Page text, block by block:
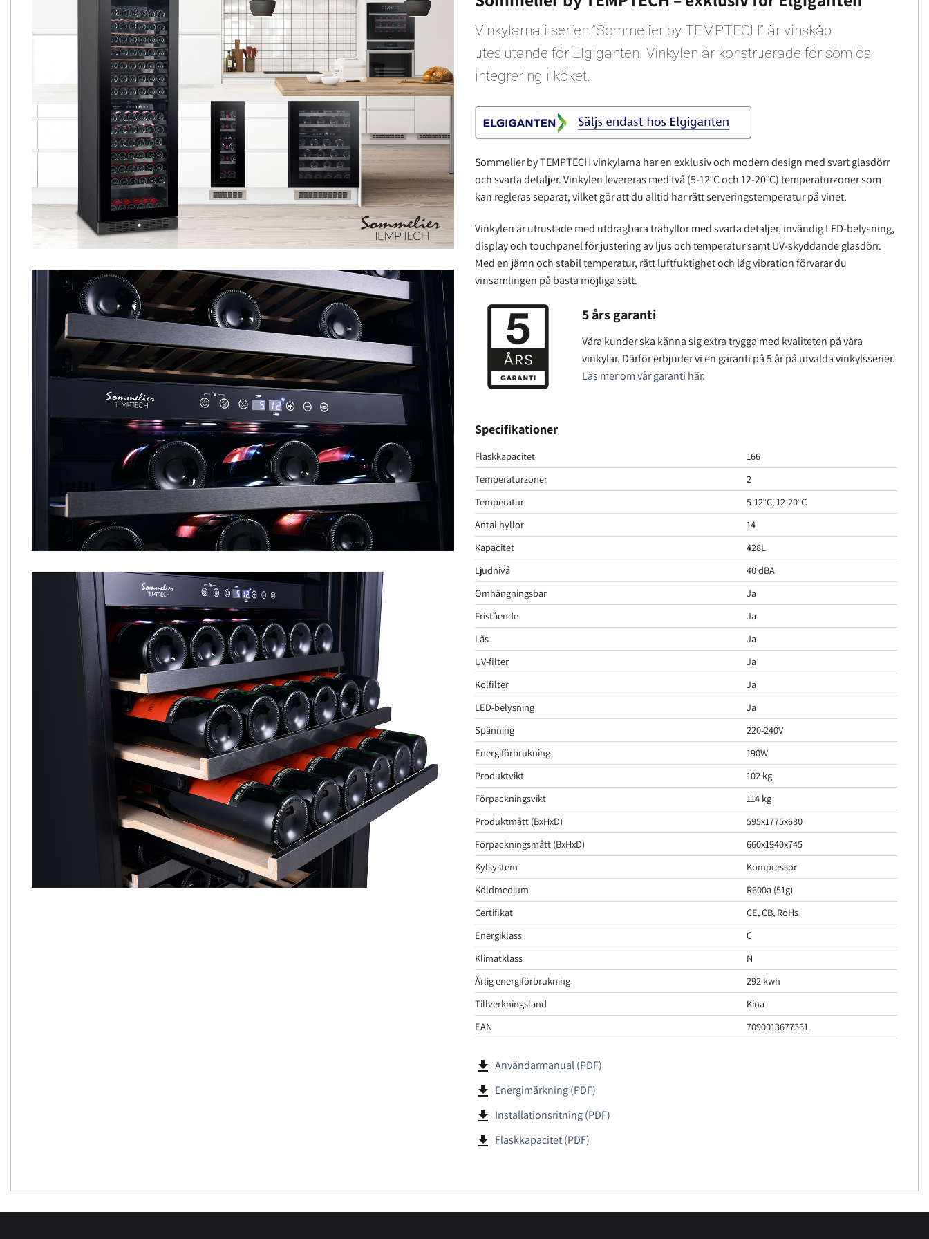
Vinkylarna i serien ”Sommelier by TEMPTECH” är vinskåp
uteslutande för Elgiganten. Vinkylen är konstruerade för sömlös
integrering i köket.
Sommelier by TEMPTECH vinkylarna har en exklusiv och modern design med svart glasdörr
och svarta detaljer. Vinkylen levereras med två (5-12°C och 12-20°C) temperaturzoner som
kan regleras separat, vilket gör att du alltid har rätt serveringstemperatur på vinet.
Vinkylen är utrustade med utdragbara trähyllor med svarta detaljer, invändig LED-belysning,
display och touchpanel för justering av ljus och temperatur samt UV-skyddande glasdörr.
Med en jämn och stabil temperatur, rätt luftfuktighet och låg vibration förvarar du
vinsamlingen på bästa möjliga sätt.
5 års garanti
Våra kunder ska känna sig extra trygga med kvaliteten på våra
vinkylar. Därför erbjuder vi en garanti på 5 år på utvalda vinkylsserier.
Läs mer om vår garanti här.
Specifikationer
Flaskkapacitet
166
Temperaturzoner
2
Temperatur
5-12°C, 12-20°C
Antal hyllor
14
Kapacitet
428L
Ljudnivå
40 dBA
Omhängningsbar
Ja
Fristående
Ja
Lås
Ja
UV-filter
Ja
Kolfilter
Ja
LED-belysning
Ja
Spänning
220-240V
Energiförbrukning
190W
Produktvikt
102 kg
Förpackningsvikt
114 kg
Produktmått (BxHxD)
595x1775x680
Förpackningsmått (BxHxD)
660x1940x745
Kylsystem
Kompressor
Köldmedium
R600a (51g)
Certifikat
CE, CB, RoHs
Energiklass
C
Klimatklass
N
Årlig energiförbrukning
292 kwh
Tillverkningsland
Kina
EAN
7090013677361
file_download Användarmanual (PDF)
file_download Energimärkning (PDF)
file_download Installationsritning (PDF)
file_download Flaskkapacitet (PDF)